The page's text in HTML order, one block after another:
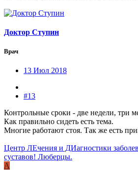
Доктор Ступин
Врач
13 Июл 2018
#13
Контрольные сроки - две недели, три
Как правильно сидеть есть тема.
Многие работают стоя. Так же есть
Центр ЛЕчения и ДИагностики
суставов! Люберцы.
А